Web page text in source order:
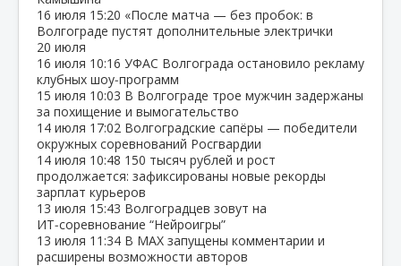
16 июля 15:20 «После матча — без пробок: в
Волгограде пустят дополнительные электрички
20 июля
16 июля 10:16 УФАС Волгограда остановило рекламу
клубных шоу‑программ
15 июля 10:03 В Волгограде трое мужчин задержаны
за похищение и вымогательство
14 июля 17:02 Волгоградские сапёры — победители
окружных соревнований Росгвардии
14 июля 10:48 150 тысяч рублей и рост
продолжается: зафиксированы новые рекорды
зарплат курьеров
13 июля 15:43 Волгоградцев зовут на
ИТ‑соревнование “Нейроигры”
13 июля 11:34 В МАХ запущены комментарии и
расширены возможности авторов